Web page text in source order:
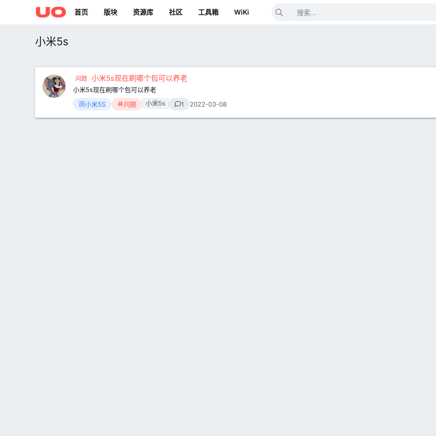
首页 版块 资源库 社区 工具箱 WiKi
小米5s
问题 小米5s现在刷哪个包可以养老
小米5s现在刷哪个包可以养老
小米5S
问题 小米5s 1 2022-03-08